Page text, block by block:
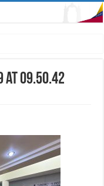
Onco
at 09.50.42